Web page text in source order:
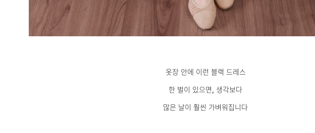
옷장 안에 이런 블랙 드레스
한 벌이 있으면, 생각보다
많은 날이 훨씬 가벼워집니다